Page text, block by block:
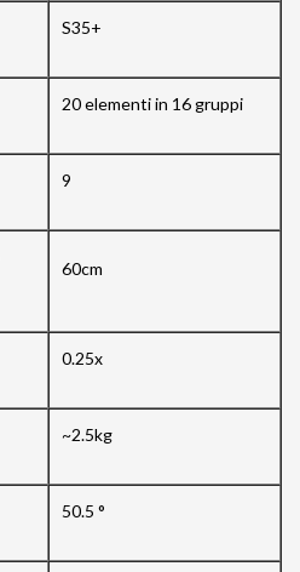
S35+
20 elementi in 16 gruppi
9
60cm
0.25x
~2.5kg
50.5 °